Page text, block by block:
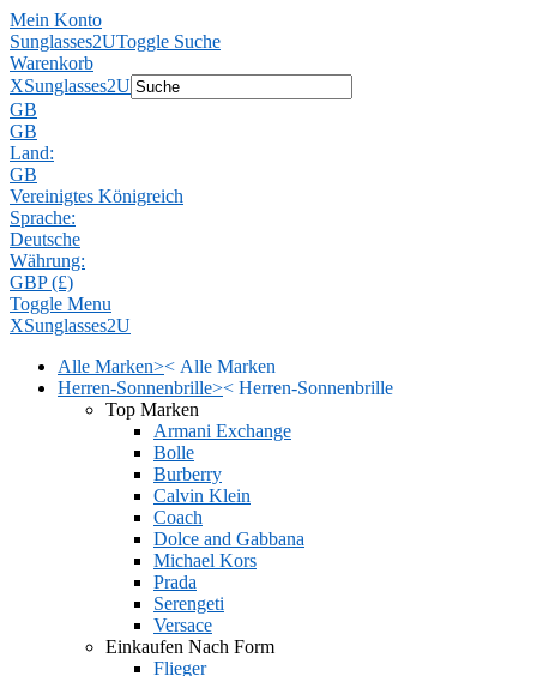
Mein Konto
Sunglasses2UToggle Suche
Warenkorb
XSunglasses2U
GB
GB
Land:
GB
Vereinigtes Königreich
Sprache:
Deutsche
Währung:
GBP (£)
Toggle Menu
XSunglasses2U
Alle Marken>< Alle Marken
Herren-Sonnenbrille>< Herren-Sonnenbrille
Top Marken
Armani Exchange
Bolle
Burberry
Calvin Klein
Coach
Dolce and Gabbana
Michael Kors
Prada
Serengeti
Versace
Einkaufen Nach Form
Flieger